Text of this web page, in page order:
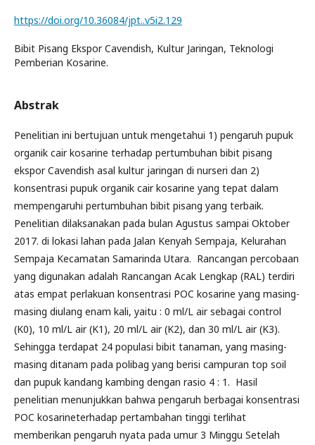
https://doi.org/10.36084/jpt..v5i2.129
Bibit Pisang Ekspor Cavendish, Kultur Jaringan, Teknologi
Pemberian Kosarine.
Abstrak
Penelitian ini bertujuan untuk mengetahui 1) pengaruh pupuk
organik cair kosarine terhadap pertumbuhan bibit pisang
ekspor Cavendish asal kultur jaringan di nurseri dan 2)
konsentrasi pupuk organik cair kosarine yang tepat dalam
mempengaruhi pertumbuhan bibit pisang yang terbaik.
Penelitian dilaksanakan pada bulan Agustus sampai Oktober
2017. di lokasi lahan pada Jalan Kenyah Sempaja, Kelurahan
Sempaja Kecamatan Samarinda Utara. Rancangan percobaan
yang digunakan adalah Rancangan Acak Lengkap (RAL) terdiri
atas empat perlakuan konsentrasi POC kosarine yang masing-
masing diulang enam kali, yaitu : 0 ml/L air sebagai control
(K0), 10 ml/L air (K1), 20 ml/L air (K2), dan 30 ml/L air (K3).
Sehingga terdapat 24 populasi bibit tanaman, yang masing-
masing ditanam pada polibag yang berisi campuran top soil
dan pupuk kandang kambing dengan rasio 4 : 1. Hasil
penelitian menunjukkan bahwa pengaruh berbagai konsentrasi
POC kosarineterhadap pertambahan tinggi terlihat
memberikan pengaruh nyata pada umur 3 Minggu Setelah